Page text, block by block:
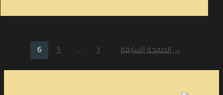
على
المقالات
→الصفحة السابقة